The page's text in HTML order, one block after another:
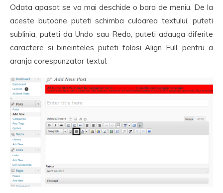
Odata apasat se va mai deschide o bara de meniu. De la
aceste butoane puteti schimba culoarea textului, puteti
sublinia, puteti da Undo sau Redo, puteti adauga diferite
caractere si bineinteles puteti folosi Align Full, pentru a
aranja corespunzator textul.